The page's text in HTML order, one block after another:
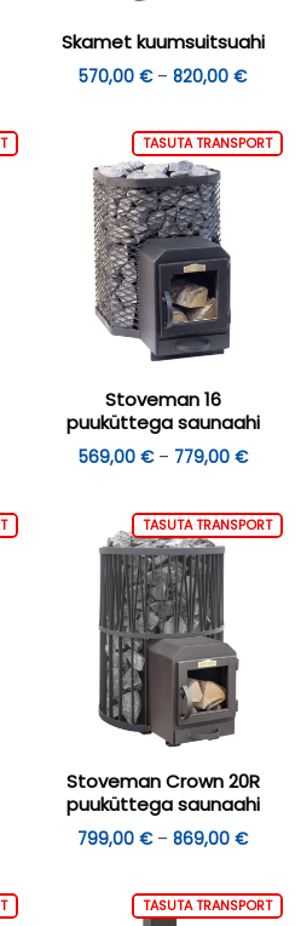
Skamet kuumsuitsuahi
570,00 € – 820,00 €
TASUTA TRANSPORT
Stoveman 16
puuküttega saunaahi
569,00 € – 779,00 €
TASUTA TRANSPORT
Stoveman Crown 20R
puuküttega saunaahi
799,00 € – 869,00 €
TASUTA TRANSPORT